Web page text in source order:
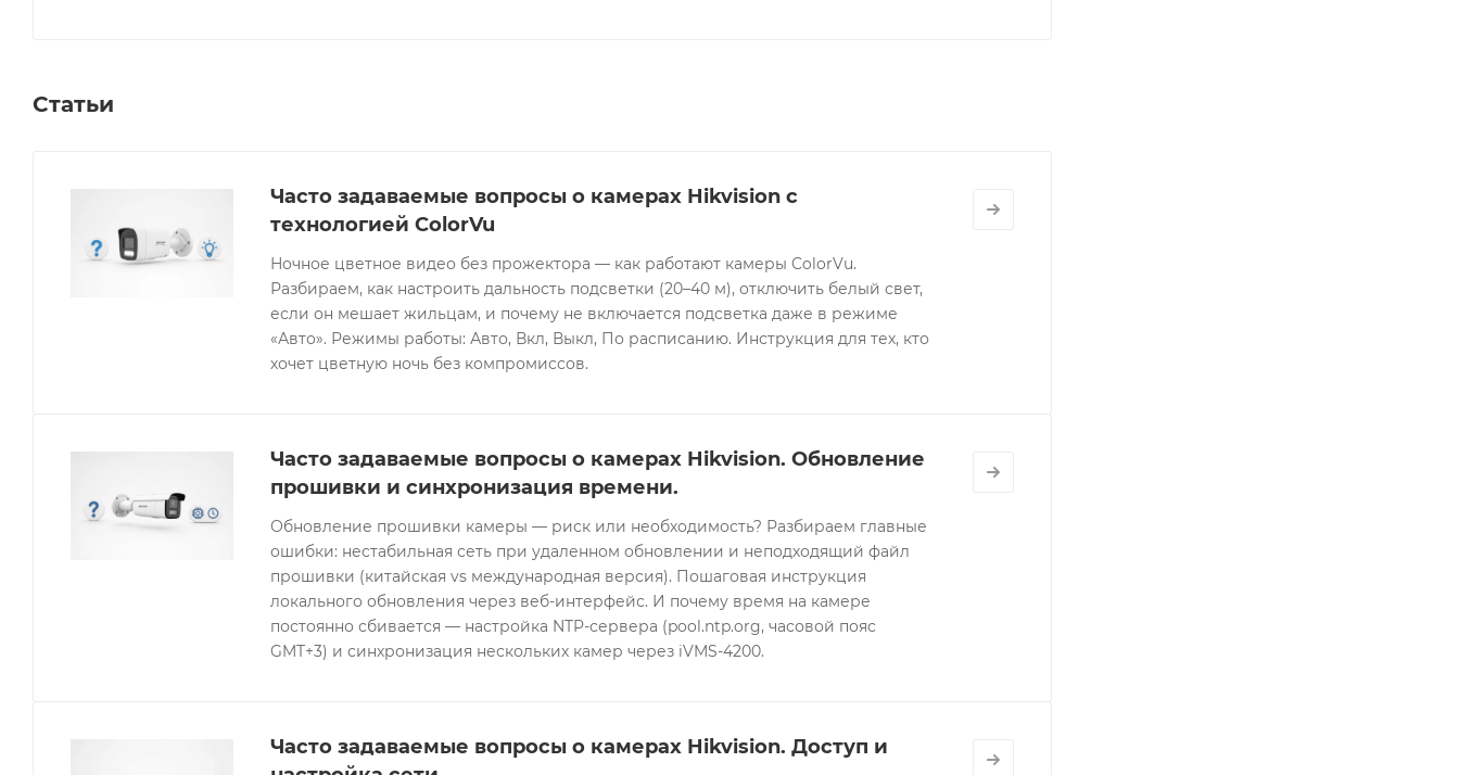
Статьи
Часто задаваемые вопросы о камерах Hikvision с
технологией ColorVu
Ночное цветное видео без прожектора — как работают камеры ColorVu.
Разбираем, как настроить дальность подсветки (20–40 м), отключить белый свет,
если он мешает жильцам, и почему не включается подсветка даже в режиме
«Авто». Режимы работы: Авто, Вкл, Выкл, По расписанию. Инструкция для тех, кто
хочет цветную ночь без компромиссов.
Часто задаваемые вопросы о камерах Hikvision. Обновление
прошивки и синхронизация времени.
Обновление прошивки камеры — риск или необходимость? Разбираем главные
ошибки: нестабильная сеть при удаленном обновлении и неподходящий файл
прошивки (китайская vs международная версия). Пошаговая инструкция
локального обновления через веб-интерфейс. И почему время на камере
постоянно сбивается — настройка NTP-сервера (pool.ntp.org, часовой пояс
GMT+3) и синхронизация нескольких камер через iVMS-4200.
Часто задаваемые вопросы о камерах Hikvision. Доступ и